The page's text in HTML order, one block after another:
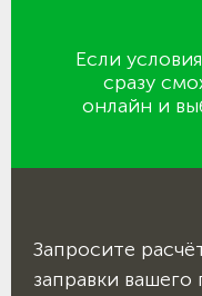
Если
сразу
онлайн и
Запросите
заправки вашего